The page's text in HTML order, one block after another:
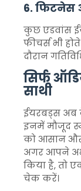
6. फिटनेस
कुछ एडवांस
फीचर्स भी
दौरान
सिर्फ
साथी
ईयरबड्स अब
इनमें मौजूद
को आसान
अगर आपने
किया है, तो
चेक करें।